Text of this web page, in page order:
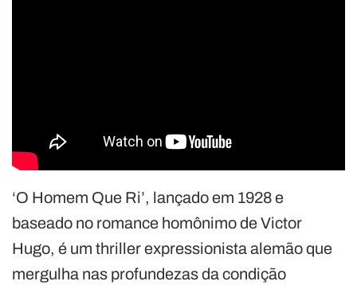
‘O Homem Que Ri’, lançado em 1928 e
baseado no romance homônimo de Victor
Hugo, é um thriller expressionista alemão que
mergulha nas profundezas da condição